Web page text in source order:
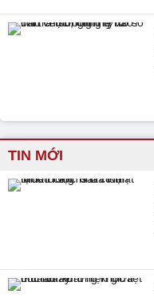
TIN MỚI